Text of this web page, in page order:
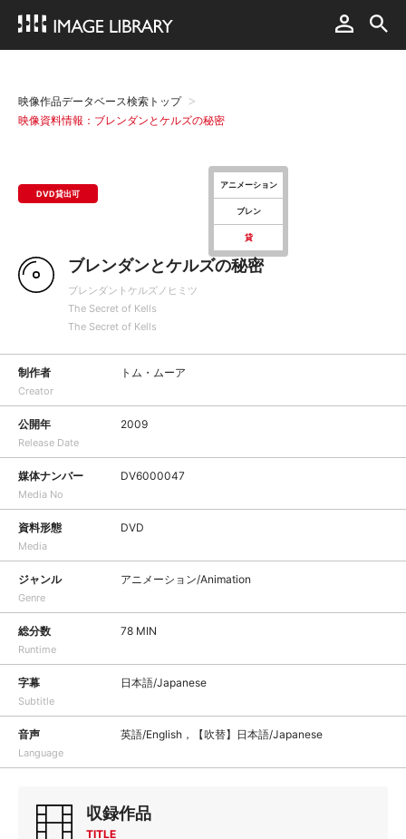
映像作品データベース検索トップ
映像資料情報：ブレンダンとケルズの秘密
DVD貸出可
アニメーション
ブレン
貸
ブレンダンとケルズの秘密
ブレンダントケルズノヒミツ
The Secret of Kells
The Secret of Kells
制作者
Creator
トム・ムーア
公開年
Release Date
2009
媒体ナンバー
Media No
DV6000047
資料形態
Media
DVD
ジャンル
Genre
アニメーション/Animation
総分数
Runtime
78 MIN
字幕
Subtitle
日本語/Japanese
音声
Language
英語/English，【吹替】日本語/Japanese
収録作品
TITLE